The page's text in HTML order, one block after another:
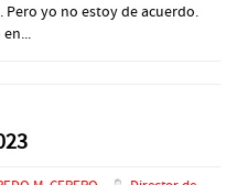
yo no estoy de acuerdo.